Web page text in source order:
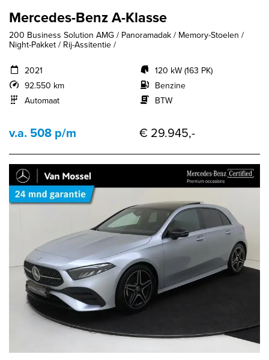
Mercedes-Benz A-Klasse
200 Business Solution AMG / Panoramadak / Memory-Stoelen /
Night-Pakket / Rij-Assitentie /
2021
92.550 km
Automaat
120 kW (163 PK)
Benzine
BTW
v.a. 508 p/m € 29.945,-